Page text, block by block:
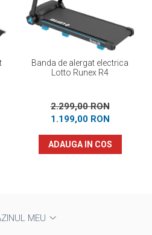
Banda de alergat electrica
Lotto Runex R4
2.299,00 RON
1.199,00 RON
ADAUGA IN COS
MEU